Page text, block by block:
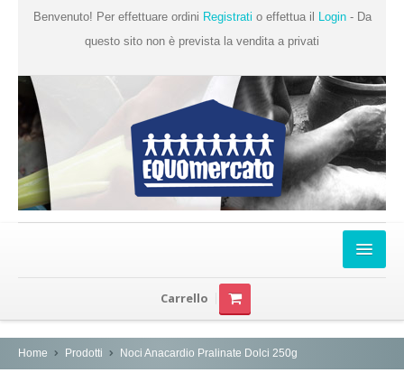
Benvenuto! Per effettuare ordini Registrati o effettua il Login- Da
questo sito non è prevista la vendita a privati
Chi Siamo
Prodotti
Carrello
Home Prodotti Noci Anacardio Pralinate Dolci 250g